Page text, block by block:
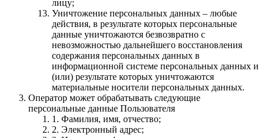
лицу;
Уничтожение персональных данных – любые
действия, в результате которых персональные
данные уничтожаются безвозвратно с
невозможностью дальнейшего восстановления
содержания персональных данных в
информационной системе персональных данных и
(или) результате которых уничтожаются
материальные носители персональных данных.
Оператор может обрабатывать следующие
персональные данные Пользователя
1. Фамилия, имя, отчество;
2. Электронный адрес;